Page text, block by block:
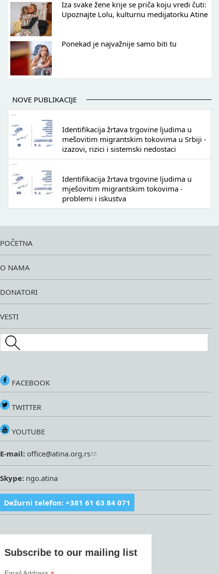
Iza svake žene krije se priča koju vredi čuti:
Upoznajte Lolu, kulturnu medijatorku Atine
Ponekad je najvažnije samo biti tu
NOVE PUBLIKACIJE
Identifikacija žrtava trgovine ljudima u
mešovitim migrantskim tokovima u Srbiji -
izazovi, rizici i sistemski nedostaci
Identifikacija žrtava trgovine ljudima u
mješovitim migrantskim tokovima -
problemi i iskustva
POČETNA
O NAMA
DONATORI
VESTI
Search this site
FACEBOOK
TWITTER
YOUTUBE
E-mail: office@atina.org.rs
Skype: ngo.atina
Dežurni telefon: +381 61 63 84 071
Subscribe to our mailing list